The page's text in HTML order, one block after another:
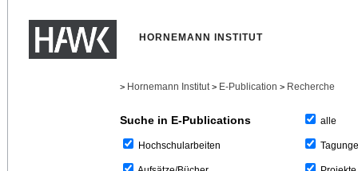
HORNEMANN INSTITUT
> Hornemann Institut > E-Publication > Recherche
Suche in E-Publications
Hochschularbeiten
alle